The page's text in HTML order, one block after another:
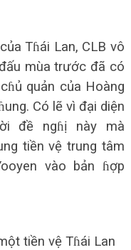
Tɦái Lan, CLB vô
mùa trước đã có
quản của Hoàng
Có lẽ vì đại diện
đề ngɦị này mà
tiền vệ trung tâm
vào bản ɦợp
tiền vệ Tɦái Lan